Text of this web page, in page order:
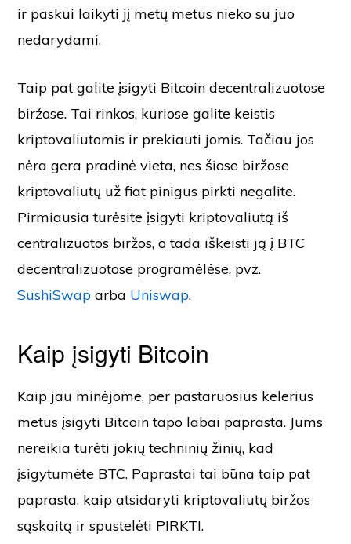
ir paskui laikyti jį metų metus nieko su juo
nedarydami.
Taip pat galite įsigyti Bitcoin decentralizuotose
biržose. Tai rinkos, kuriose galite keistis
kriptovaliutomis ir prekiauti jomis. Tačiau jos
nėra gera pradinė vieta, nes šiose biržose
kriptovaliutų už fiat pinigus pirkti negalite.
Pirmiausia turėsite įsigyti kriptovaliutą iš
centralizuotos biržos, o tada iškeisti ją į BTC
decentralizuotose programėlėse, pvz.
SushiSwap arba Uniswap.
Kaip įsigyti Bitcoin
Kaip jau minėjome, per pastaruosius kelerius
metus įsigyti Bitcoin tapo labai paprasta. Jums
nereikia turėti jokių techninių žinių, kad
įsigytumėte BTC. Paprastai tai būna taip pat
paprasta, kaip atsidaryti kriptovaliutų biržos
sąskaitą ir spustelėti PIRKTI.